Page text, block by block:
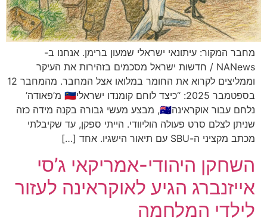
מחבר המקור: עיתונאי ישראלי שמעון ברימן. אנחנו ב-
NANews / חדשות ישראל מסכמים בזהירות את העיקר
וממליצים לקרוא את החומר במלואו אצל המחבר. מהמחבר 12
בספטמבר 2025: “כיצד לוחם קומנדו ישראלי🇮🇱 מ’פאודה’
נלחם עבור אוקראינה🇺🇦, מבצע מעשי גבורה בקנה מידה כזה
שניתן לצלם סרט פעולה הוליוודי. הייתי ספקן, עד שקיבלתי
מכתב מקציני ה-SBU עם תיאור הישגיו. אחד […]
השחקן היהודי-אמריקאי ג’סי
אייזנברג הגיע לאוקראינה לעזור
לילדי המלחמה